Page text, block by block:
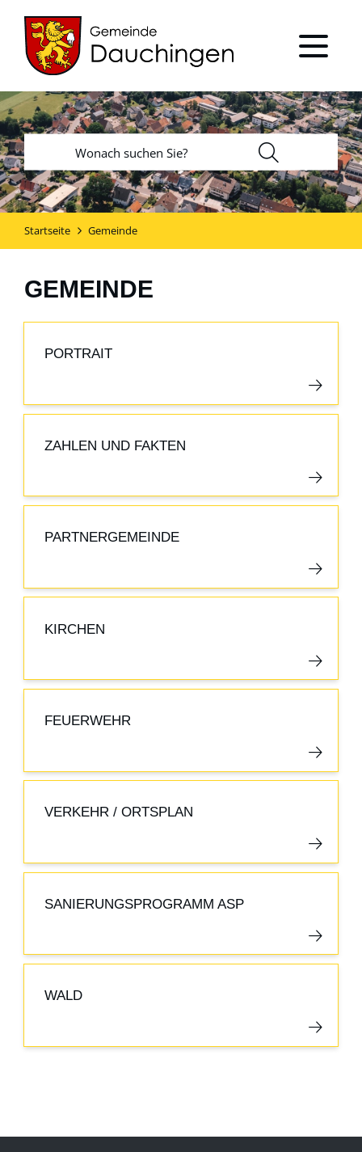
Startseite Gemeinde
GEMEINDE
PORTRAIT
ZAHLEN UND FAKTEN
PARTNERGEMEINDE
KIRCHEN
FEUERWEHR
VERKEHR / ORTSPLAN
SANIERUNGSPROGRAMM ASP
WALD